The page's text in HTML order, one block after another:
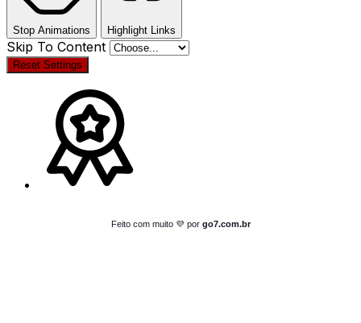
Stop Animations Highlight Links
Skip To Content
Reset Settings
Feito com muito 💜 por go7.com.br